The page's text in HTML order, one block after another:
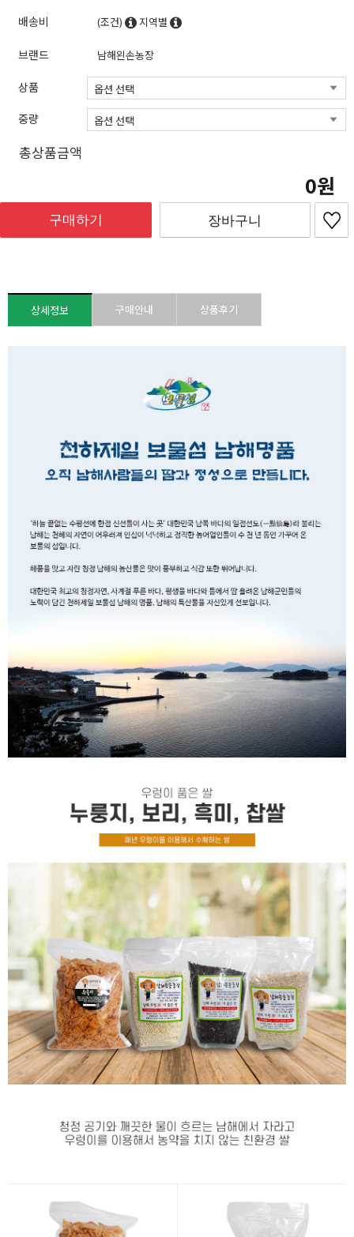
배송비 (조건) 지역별
브랜드 남해왼손농장
상품
중량
총상품금액
0
구매하기 장바구니
상세정보 구매안내 상품후기